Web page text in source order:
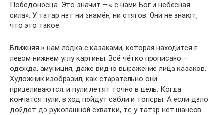
Победоносца. Это значит – « с нами Бог и небесная
сила». У татар нет ни знамён, ни стягов. Они не знают,
что это такое.
Ближняя к нам лодка с казаками, которая находится в
левом нижнем углу картины. Всё чётко прописано –
одежда, амуниция, даже видно выражение лица казаков.
Художник изобразил, как старательно они
прицеливаются, и пули летят точно в цель. Когда
кончатся пули, в ход пойдут сабли и топоры. А если дело
дойдёт до рукопашной схватки, то у татар нет шансов.